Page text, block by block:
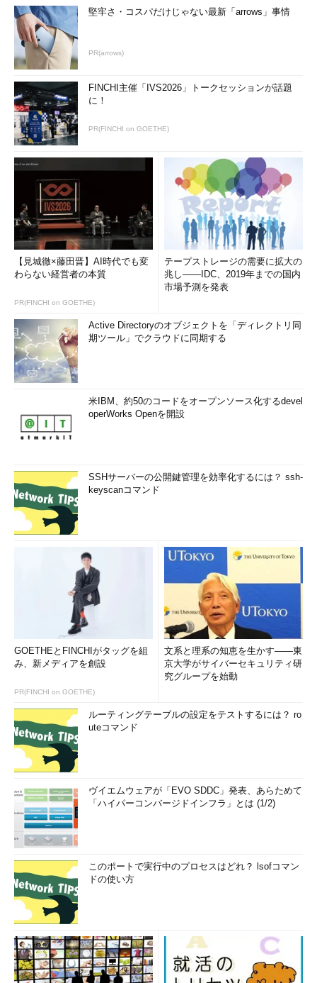
堅牢さ・コスパだけじゃない最新「arrows」事情
PR(arrows)
FINCHI主催「IVS2026」トークセッションが話題
に！
PR(FINCHI on GOETHE)
【見城徹×藤田晋】AI時代でも変
わらない経営者の本質
PR(FINCHI on GOETHE)
テープストレージの需要に拡大の
兆し――IDC、2019年までの国内
市場予測を発表
Active Directoryのオブジェクトを「ディレクトリ同
期ツール」でクラウドに同期する
米IBM、約50のコードをオープンソース化するdevel
operWorks Openを開設
SSHサーバーの公開鍵管理を効率化するには？ ssh-
keyscanコマンド
GOETHEとFINCHIがタッグを組
み、新メディアを創設
PR(FINCHI on GOETHE)
文系と理系の知恵を生かす――東
京大学がサイバーセキュリティ研
究グループを始動
ルーティングテーブルの設定をテストするには？ ro
uteコマンド
ヴイエムウェアが「EVO SDDC」発表、あらためて
「ハイパーコンバージドインフラ」とは (1/2)
このポートで実行中のプロセスはどれ？ lsofコマン
ドの使い方